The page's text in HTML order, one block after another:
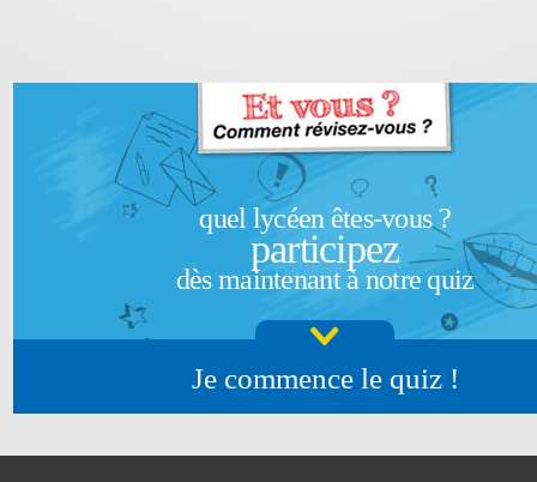
quel lycéen êtes-vous ?
participez
dès maintenant à notre quiz
Je commence le quiz !